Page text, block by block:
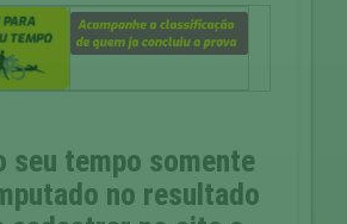
seu tempo somente
no resultado